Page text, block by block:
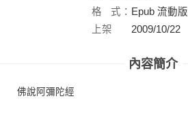
格
式： Epub 流動版
上架
2009/10/22
內容簡介
佛說阿彌陀經